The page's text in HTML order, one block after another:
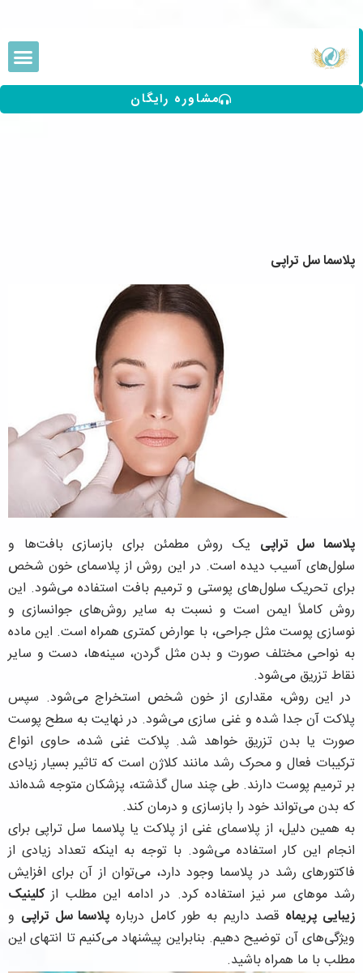
مشاوره رایگان
پلاسما سل تراپی
پلاسما سل تراپی یک روش مطمئن برای بازسازی بافت‌ها و
سلول‌های آسیب دیده است. در این روش از پلاسمای خون شخص
برای تحریک سلول‌های پوستی و ترمیم بافت استفاده می‌شود. این
روش کاملاً ایمن است و نسبت به سایر روش‌های جوانسازی و
نوسازی پوست مثل جراحی، با عوارض کمتری همراه است. این ماده
به نواحی مختلف صورت و بدن مثل گردن، سینه‌ها، دست و سایر
نقاط تزریق می‌شود.
در این روش، مقداری از خون شخص استخراج می‌شود. سپس
پلاکت آن جدا شده و غنی سازی می‌شود. در نهایت به سطح پوست
صورت یا بدن تزریق خواهد شد. پلاکت غنی شده، حاوی انواع
ترکیبات فعال و محرک رشد مانند کلاژن است که تاثیر بسیار زیادی
بر ترمیم پوست دارند. طی چند سال گذشته، پزشکان متوجه شده‌اند
که بدن می‌تواند خود را بازسازی و درمان کند.
به همین دلیل، از پلاسمای غنی از پلاکت یا پلاسما سل تراپی برای
انجام این کار استفاده می‌شود. با توجه به اینکه تعداد زیادی از
فاکتورهای رشد در پلاسما وجود دارد، می‌توان از آن برای افزایش
رشد موهای سر نیز استفاده کرد. در ادامه این مطلب ازکلینیک
زیبایی پریماه قصد داریم به طور کامل درباره پلاسما سل‌ تراپی و
ویژگی‌های آن توضیح دهیم. بنابراین پیشنهاد می‌کنیم تا انتهای این
مطلب با ما همراه باشید.